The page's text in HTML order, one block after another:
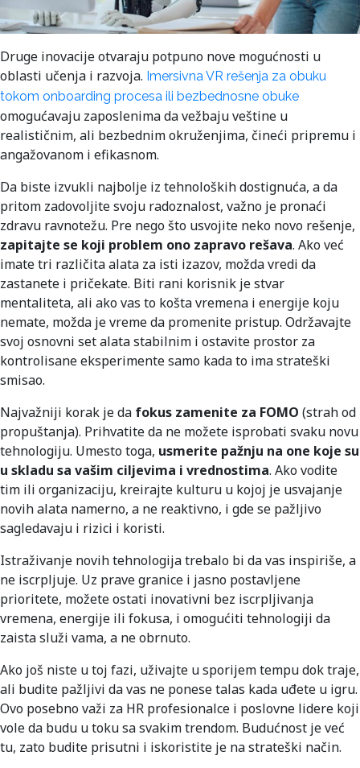
Druge inovacije otvaraju potpuno nove mogućnosti u
oblasti učenja i razvoja. Imersivna VR rešenja za obuku
tokom onboarding procesa ili bezbednosne obuke
omogućavaju zaposlenima da vežbaju veštine u
realističnim, ali bezbednim okruženjima, čineći pripremu i
angažovanom i efikasnom.
Da biste izvukli najbolje iz tehnoloških dostignuća, a da
pritom zadovoljite svoju radoznalost, važno je pronaći
zdravu ravnotežu. Pre nego što usvojite neko novo rešenje,
zapitajte se koji problem ono zapravo rešava. Ako već
imate tri različita alata za isti izazov, možda vredi da
zastanete i pričekate. Biti rani korisnik je stvar
mentaliteta, ali ako vas to košta vremena i energije koju
nemate, možda je vreme da promenite pristup. Održavajte
svoj osnovni set alata stabilnim i ostavite prostor za
kontrolisane eksperimente samo kada to ima strateški
smisao.
Najvažniji korak je da fokus zamenite za FOMO (strah od
propuštanja). Prihvatite da ne možete isprobati svaku novu
tehnologiju. Umesto toga, usmerite pažnju na one koje su
u skladu sa vašim ciljevima i vrednostima. Ako vodite
tim ili organizaciju, kreirajte kulturu u kojoj je usvajanje
novih alata namerno, a ne reaktivno, i gde se pažljivo
sagledavaju i rizici i koristi.
Istraživanje novih tehnologija trebalo bi da vas inspiriše, a
ne iscrpljuje. Uz prave granice i jasno postavljene
prioritete, možete ostati inovativni bez iscrpljivanja
vremena, energije ili fokusa, i omogućiti tehnologiji da
zaista služi vama, a ne obrnuto.
Ako još niste u toj fazi, uživajte u sporijem tempu dok traje,
ali budite pažljivi da vas ne ponese talas kada uđete u igru.
Ovo posebno važi za HR profesionalce i poslovne lidere koji
vole da budu u toku sa svakim trendom. Budućnost je već
tu, zato budite prisutni i iskoristite je na strateški način.